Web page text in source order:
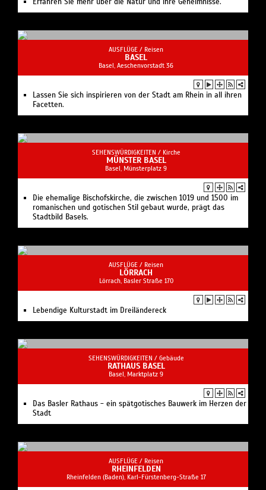
Erfahren Sie mehr über die Natur und ihre Geheimnisse.
AUSFLÜGE / Reisen
BASEL
Basel, Aeschenvorstadt 36
Lassen Sie sich inspirieren von der Stadt am Rhein in all ihren
Facetten.
SEHENSWÜRDIGKEITEN / Kirche
MÜNSTER BASEL
Basel, Münsterplatz 9
Die ehemalige Bischofskirche, die zwischen 1019 und 1500 im
romanischen und gotischen Stil gebaut wurde, prägt das
Stadtbild Basels.
AUSFLÜGE / Reisen
LÖRRACH
Lörrach, Basler Straße 170
Lebendige Kulturstadt im Dreiländereck
SEHENSWÜRDIGKEITEN / Gebäude
RATHAUS BASEL
Basel, Marktplatz 9
Das Basler Rathaus - ein spätgotisches Bauwerk im Herzen der
Stadt
AUSFLÜGE / Reisen
RHEINFELDEN
Rheinfelden (Baden), Karl-Fürstenberg-Straße 17